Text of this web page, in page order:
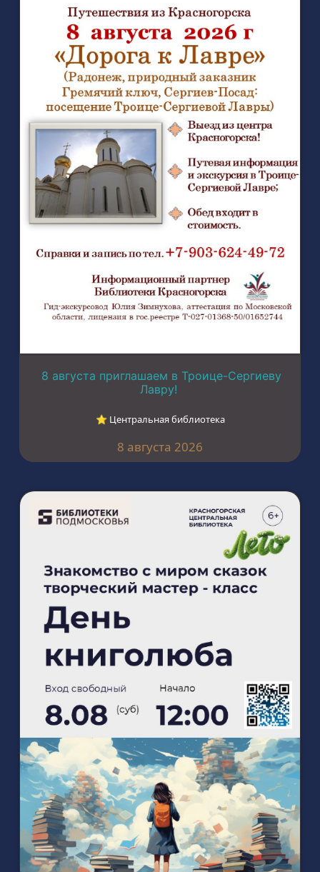
8 августа приглашаем в Троице-Сергиеву
Лавру!
⭐︎ Центральная библиотека
8 августа 2026